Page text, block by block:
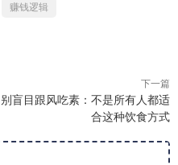
赚钱逻辑
下一篇
别盲目跟风吃素：不是所有人都适
合这种饮食方式